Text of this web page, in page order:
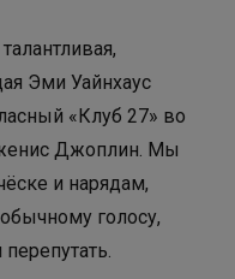
Эми Уайнхаус
«Клуб 27» во
Джоплин. Мы
и нарядам,
голосу,